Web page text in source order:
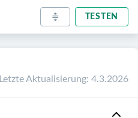
TESTEN
Letzte Aktualisierung: 4.3.2026